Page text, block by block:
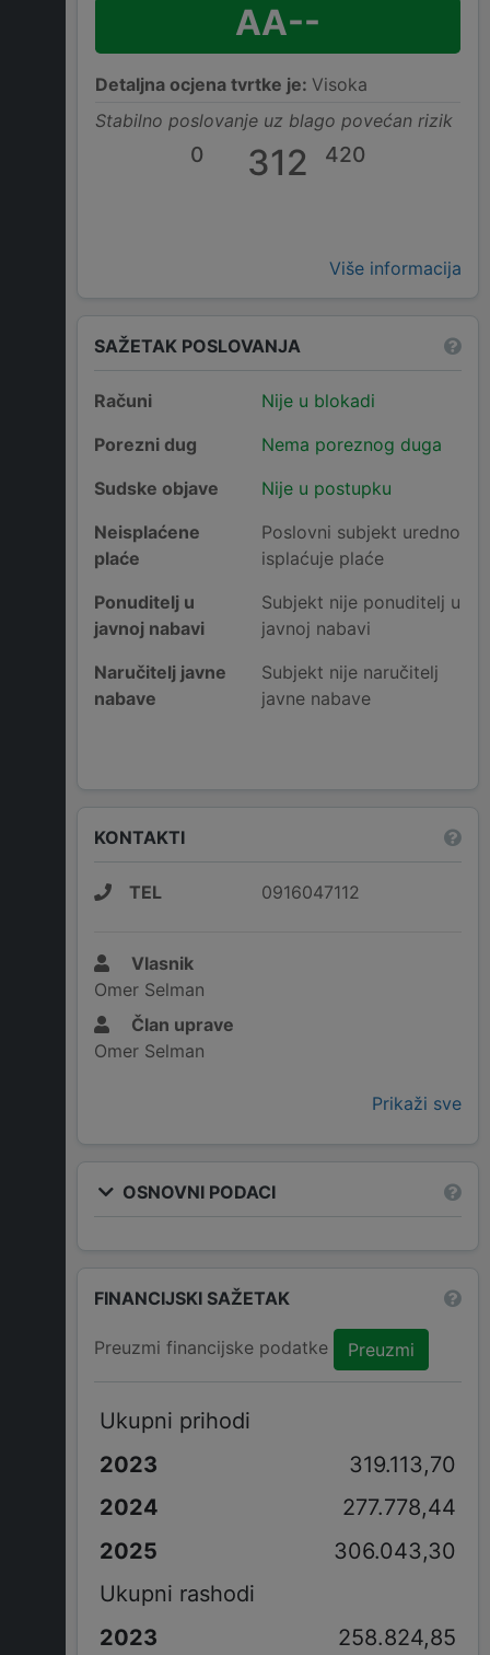
AA--
Detaljna ocjena tvrtke je: Visoka
Stabilno poslovanje uz blago povećan rizik
0 312 420
Više informacija
SAŽETAK POSLOVANJA
Računi
Nije u blokadi
Porezni dug
Nema poreznog duga
Sudske objave
Nije u postupku
Neisplaćene
plaće
Poslovni subjekt uredno
isplaćuje plaće
Ponuditelj u
javnoj nabavi
Subjekt nije ponuditelj u
javnoj nabavi
Naručitelj javne
nabave
Subjekt nije naručitelj
javne nabave
KONTAKTI
TEL 0916047112
Vlasnik
Omer Selman
Član uprave
Omer Selman
Prikaži sve
OSNOVNI PODACI
FINANCIJSKI SAŽETAK
Preuzmi financijske podatke Preuzmi
Ukupni prihodi
319.113,70
277.778,44
306.043,30
Ukupni rashodi
258.824,85